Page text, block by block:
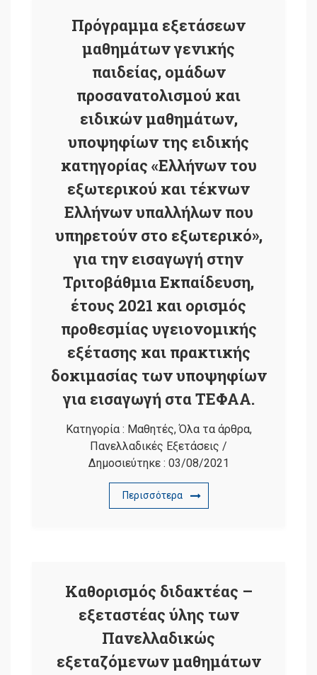
Πρόγραμμα εξετάσεων
μαθημάτων γενικής
παιδείας, ομάδων
προσανατολισμού και
ειδικών μαθημάτων,
υποψηφίων της ειδικής
κατηγορίας «Ελλήνων του
εξωτερικού και τέκνων
Ελλήνων υπαλλήλων που
υπηρετούν στο εξωτερικό»,
για την εισαγωγή στην
Τριτοβάθμια Εκπαίδευση,
έτους 2021 και ορισμός
προθεσμίας υγειονομικής
εξέτασης και πρακτικής
δοκιμασίας των υποψηφίων
για εισαγωγή στα ΤΕΦΑΑ.
Κατηγορία : Μαθητές,Όλα τα άρθρα,
Πανελλαδικές Εξετάσεις /
Δημοσιεύτηκε : 03/08/2021
Περισσότερα
Καθορισμός διδακτέας –
εξεταστέας ύλης των
Πανελλαδικώς
εξεταζόμενων μαθημάτων